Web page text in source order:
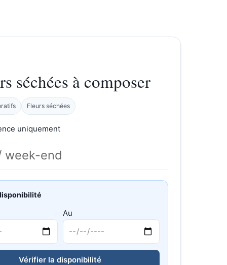
séchées à composer
Fleurs séchées
uniquement
week-end
Au
Vérifier la disponibilité